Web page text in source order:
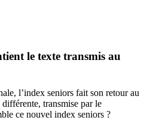
le texte transmis au
l’index seniors fait son retour au
transmise par le
ce nouvel index seniors ?